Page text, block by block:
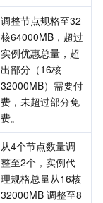
调整节点规格至32
核64000MB，超过
实例优惠总量，超
出部分（16核
32000MB）需要付
费，未超过部分免
费。
从4个节点数量调
整至2个，实例代
理规格总量从16核
32000MB 调整至8